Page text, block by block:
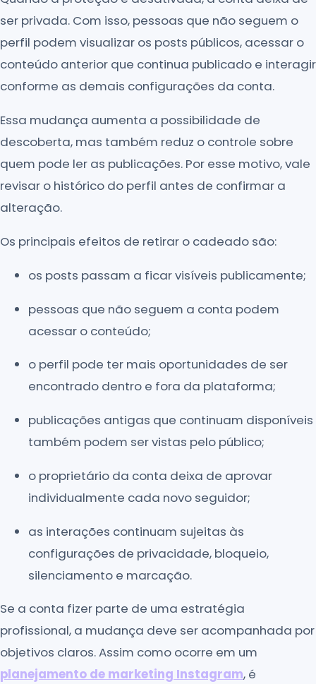
ser privada. Com isso, pessoas que não seguem o
perfil podem visualizar os posts públicos, acessar o
conteúdo anterior que continua publicado e interagir
conforme as demais configurações da conta.
Essa mudança aumenta a possibilidade de
descoberta, mas também reduz o controle sobre
quem pode ler as publicações. Por esse motivo, vale
revisar o histórico do perfil antes de confirmar a
alteração.
Os principais efeitos de retirar o cadeado são:
os posts passam a ficar visíveis publicamente;
pessoas que não seguem a conta podem
acessar o conteúdo;
o perfil pode ter mais oportunidades de ser
encontrado dentro e fora da plataforma;
publicações antigas que continuam disponíveis
também podem ser vistas pelo público;
o proprietário da conta deixa de aprovar
individualmente cada novo seguidor;
as interações continuam sujeitas às
configurações de privacidade, bloqueio,
silenciamento e marcação.
Se a conta fizer parte de uma estratégia
profissional, a mudança deve ser acompanhada por
objetivos claros. Assim como ocorre em um
planejamento de marketing Instagram, é